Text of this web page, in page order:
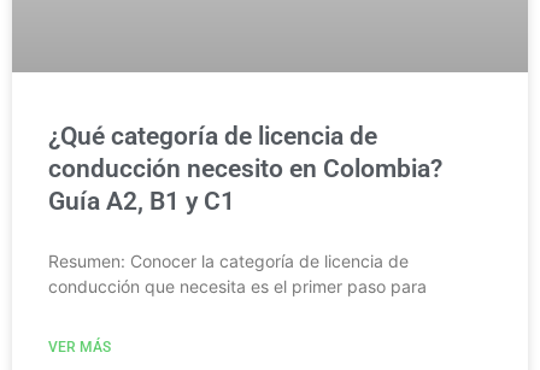
¿Qué categoría de licencia de
conducción necesito en Colombia?
Guía A2, B1 y C1
Resumen: Conocer la categoría de licencia de
conducción que necesita es el primer paso para
VER MÁS